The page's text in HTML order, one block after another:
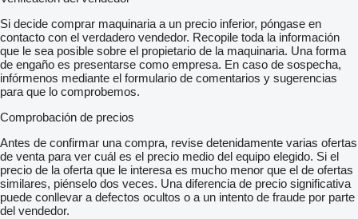
Si decide comprar maquinaria a un precio inferior, póngase en
contacto con el verdadero vendedor. Recopile toda la información
que le sea posible sobre el propietario de la maquinaria. Una forma
de engaño es presentarse como empresa. En caso de sospecha,
infórmenos mediante el formulario de comentarios y sugerencias
para que lo comprobemos.
Comprobación de precios
Antes de confirmar una compra, revise detenidamente varias ofertas
de venta para ver cuál es el precio medio del equipo elegido. Si el
precio de la oferta que le interesa es mucho menor que el de ofertas
similares, piénselo dos veces. Una diferencia de precio significativa
puede conllevar a defectos ocultos o a un intento de fraude por parte
del vendedor.